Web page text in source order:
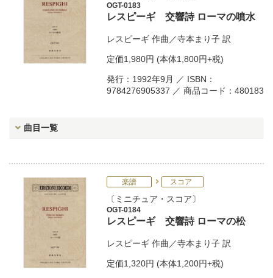
OGT-0183
レスピーギ 交響詩 ローマの噴水
レスピーギ 作曲／寺本まり子 訳
定価1,980円 (本体1,800円+税)
発行：1992年9月 ／ ISBN：
9784276905337 ／ 商品コード：480183
曲目一覧
楽譜 スコア
ミニチュア・スコア
OGT-0184
レスピーギ 交響詩 ローマの松
レスピーギ 作曲／寺本まり子 訳
定価1,320円 (本体1,200円+税)